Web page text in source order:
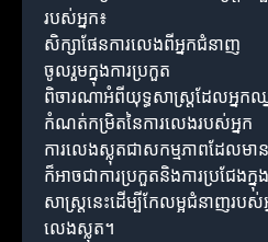
របស់អ្នក៖
សិក្សាផែនការលេងពីអ្នកជំនាញ
ចូលរួមក្នុងការប្រកួត
ពិចារណាអំពីយុទ្ធសាស្ត្រដែលអ្នកឈ្
កំណត់កម្រិតនៃការលេងរបស់អ្នក
ការលេងស្លុតជាសកម្មភាពដែលម
ក៏អាចជាការប្រកួតនិងការប្រជែងក្
សាស្ត្រនេះដើម្បីកែលម្អជំនាញរប
លេងស្លុត។